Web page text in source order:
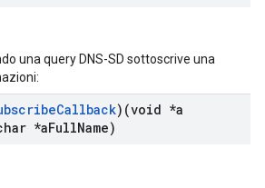
una query DNS-SD sottoscrive una
Callback)(void *a
*aFullName)